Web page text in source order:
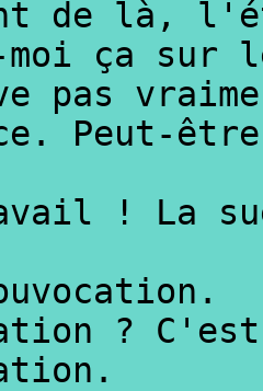
de là,
moi ça sur
pas
Peut-être
! La
?